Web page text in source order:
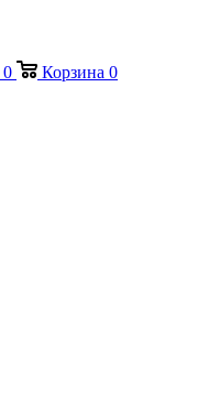
0 Корзина 0